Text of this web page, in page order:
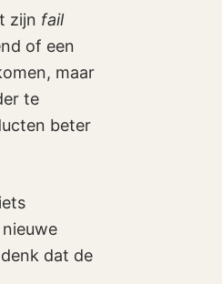
zijn fail
of een
maar
te
beter
dat de